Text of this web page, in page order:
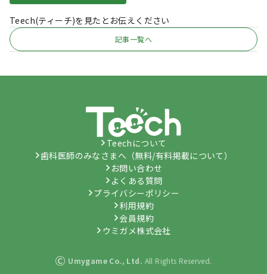
Teech(ティーチ)を見たとお伝えください
記事一覧へ
Teechについて
歯科医師のみなさまへ（無料/有料掲載について）
お問い合わせ
よくある質問
プライバシーポリシー
利用規約
会員規約
ウミガメ株式会社
© Umygame Co., Ltd. All Rights Reserved.